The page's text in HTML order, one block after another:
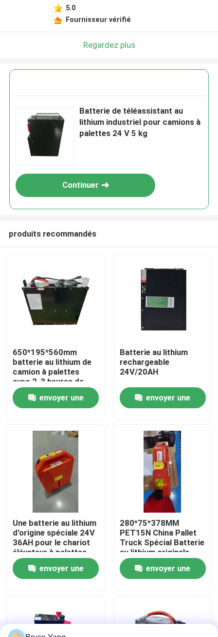
Maison
Produits
Visite d'usine
Contrôle de qualité
Demandez une citation
batterie au lithium de chariot élévateur
Lithium électrique Ion Battery de chariot élévateur
Batterie de camion de palette
5.0
Fournisseur vérifié
Regardez plus
Batterie de téléassistant au
lithium industriel pour camions à
palettes 24 V 5 kg
Continuer
produits recommandés
650*195*560mm
batterie au lithium de
camion à palettes
avec 2-3 heures de
temps de décharge
pour les opérations
envoyer une
Batterie au lithium
rechargeable
24V/20AH
envoyer une
Une batterie au lithium
d'origine spéciale 24V
36AH pour le chariot
élévateur à palettes
PET15N
envoyer une
280*75*378MM
PET15N China Pallet
Truck Spécial Batterie
au lithium originale
24V 36AH
envoyer une